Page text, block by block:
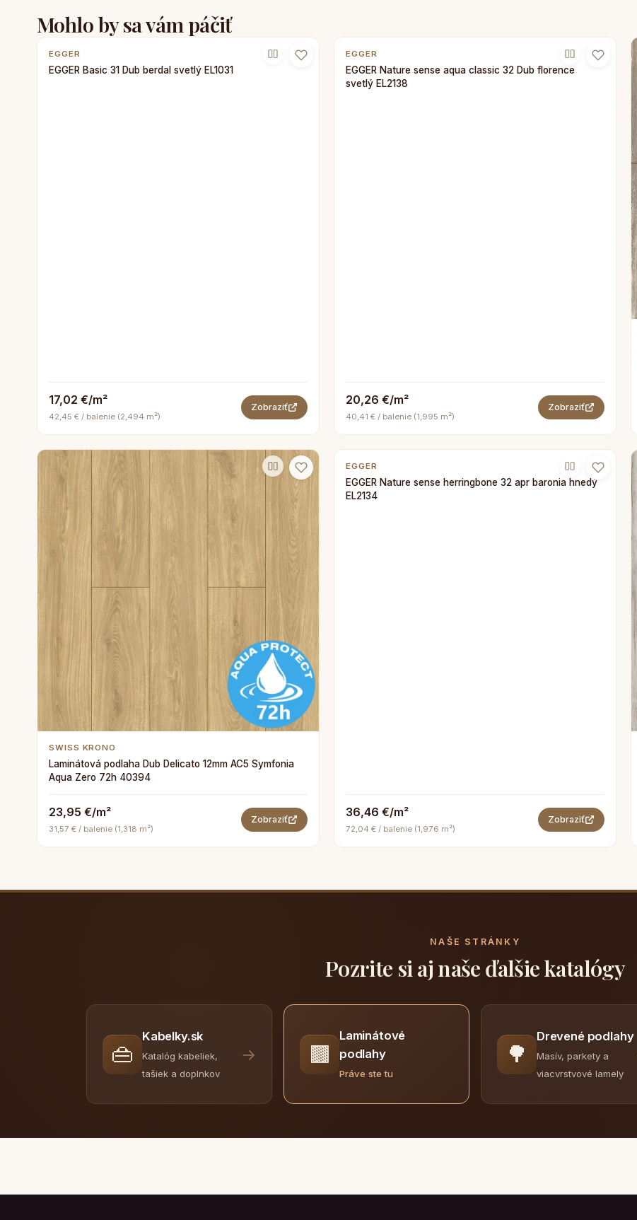
Mohlo by sa vám páčiť
EGGER
EGGER Basic 31 Dub berdal svetlý EL1031
17,02 €/m²
42,45 € / balenie (2,494 m²)
Zobraziť
EGGER
EGGER Nature sense aqua classic 32 Dub florence
svetlý EL2138
20,26 €/m²
40,41 € / balenie (1,995 m²)
Zobraziť
SWISS KRONO
Laminátová podlaha Dub Delicato 12mm AC5 Symfonia
Aqua Zero 72h 40394
23,95 €/m²
31,57 € / balenie (1,318 m²)
Zobraziť
EGGER
EGGER Nature sense herringbone 32 apr baronia hnedý
EL2134
36,46 €/m²
72,04 € / balenie (1,976 m²)
Zobraziť
NAŠE STRÁNKY
Pozrite si aj naše ďalšie katalógy
👜
Kabelky.sk
Katalóg kabeliek,
tašiek a doplnkov
→ 🟫
Laminátové
podlahy
Práve ste tu
🌳
Drevené podlahy
Masív, parkety a
viacvrstvové lamely